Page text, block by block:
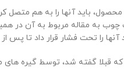
باید آنها را به هم متصل
به مقاله مربوط به آن در
آنها را تحت فشار قرار داد تا
گفته شد، توسط گیره های